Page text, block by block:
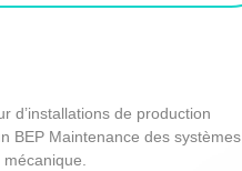
d’installations de production
BEP Maintenance des systèmes